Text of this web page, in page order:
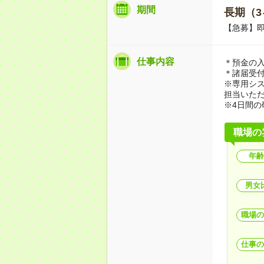
期間 長期（
【急募
仕事内容
＊預金の
＊諸届受
※専用シ
担当いた
※4日間の
職場の
年
男女
職場
仕事